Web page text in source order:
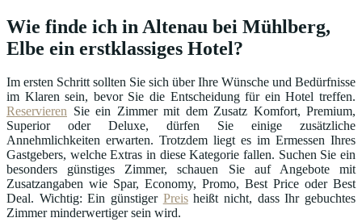
Wie finde ich in Altenau bei Mühlberg,
Elbe ein erstklassiges Hotel?
Im ersten Schritt sollten Sie sich über Ihre Wünsche und Bedürfnisse
im Klaren sein, bevor Sie die Entscheidung für ein Hotel treffen.
Reservieren Sie ein Zimmer mit dem Zusatz Komfort, Premium,
Superior oder Deluxe, dürfen Sie einige zusätzliche
Annehmlichkeiten erwarten. Trotzdem liegt es im Ermessen Ihres
Gastgebers, welche Extras in diese Kategorie fallen. Suchen Sie ein
besonders günstiges Zimmer, schauen Sie auf Angebote mit
Zusatzangaben wie Spar, Economy, Promo, Best Price oder Best
Deal. Wichtig: Ein günstiger Preisheißt nicht, dass Ihr gebuchtes
Zimmer minderwertiger sein wird.